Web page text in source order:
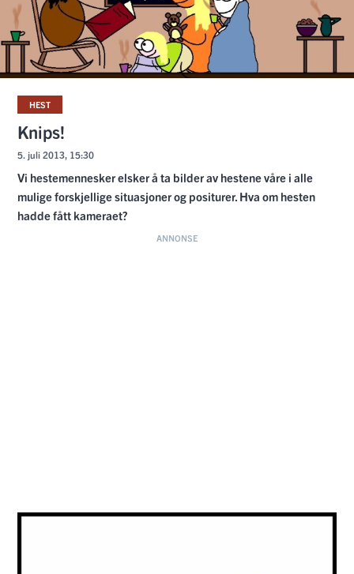
HEST
Knips!
5. juli 2013, 15:30
Vi hestemennesker elsker å ta bilder av hestene våre i alle
mulige forskjellige situasjoner og positurer. Hva om hesten
hadde fått kameraet?